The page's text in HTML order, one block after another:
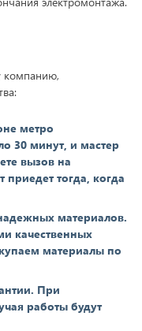
компанию,
метро
30 минут, и мастер
вызов на
тогда, когда
материалов.
качественных
материалы по
При
работы будут